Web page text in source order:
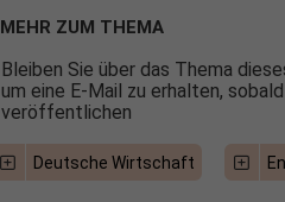
MEHR ZUM THEMA
Bleiben Sie über das Thema
um eine E-Mail zu erhalten,
veröffentlichen
Deutsche Wirtschaft